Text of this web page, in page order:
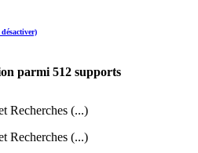
parmi 512 supports
Recherches (...)
Recherches (...)